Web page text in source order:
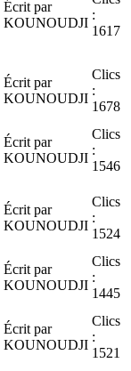
Écrit par
KOUNOUDJI
:
1617
Écrit par
KOUNOUDJI
Clics
:
1678
Écrit par
KOUNOUDJI
Clics
:
1546
Écrit par
KOUNOUDJI
Clics
:
1524
Écrit par
KOUNOUDJI
Clics
:
1445
Écrit par
KOUNOUDJI
Clics
:
1521